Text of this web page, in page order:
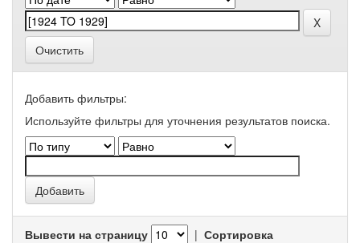
Очистить
Добавить фильтры:
Используйте фильтры для уточнения результатов поиска.
Вывести на страницу | Сортировка